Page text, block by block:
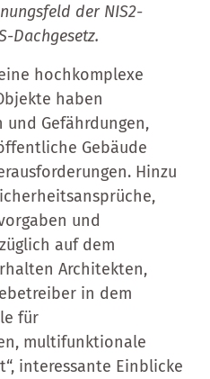
der NIS2-
Dachgesetz.
hochkomplexe
haben
Gefährdungen,
Gebäude
Hinzu
und
auf dem
Architekten,
in dem
für
multifunktionale
interessante Einblicke